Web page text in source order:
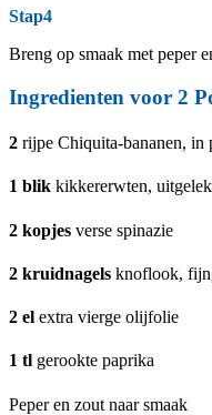
Stap4
Breng op smaak met peper
Ingredienten voor 2
2 rijpe Chiquita-bananen, in
1 blik kikkererwten,
2 kopjes verse spinazie
2 kruidnagels knoflook,
2 el extra vierge olijfolie
1 tl gerookte paprika
Peper en zout naar smaak